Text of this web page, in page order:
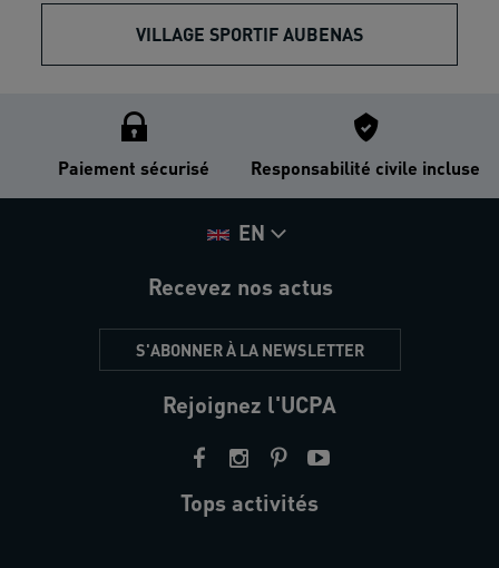
VILLAGE SPORTIF AUBENAS
Paiement sécurisé Responsabilité civile incluse
EN
Recevez nos actus
S'ABONNER À LA NEWSLETTER
Rejoignez l'UCPA
Tops activités